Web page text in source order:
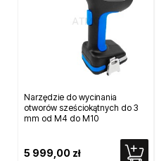
Narzędzie do wycinania
otworów sześciokątnych do 3
mm od M4 do M10
5 999,00 zł